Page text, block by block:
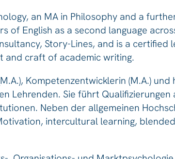
an MA in Philosophy and a
of English as a second language
Story-Lines, and is a certified
and craft of academic writing.
Kompetenzentwicklerin (M.A.)
Lehrenden. Sie führt Qualifizierungen
Neben der allgemeinen
intercultural learning,